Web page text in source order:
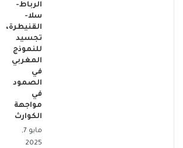
الرباط-
سلا-
القنيطرة،
تجسيد
للنموذج
المغربي
في
الصمود
في
مواجهة
الكوارث
مايو 7,
2025